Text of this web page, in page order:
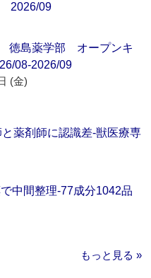
2026/09
徳島薬学部 オープンキ
08-2026/09
(金)
薬剤師に認識差‐獣医療専
中間整理‐77成分1042品
もっと見る »